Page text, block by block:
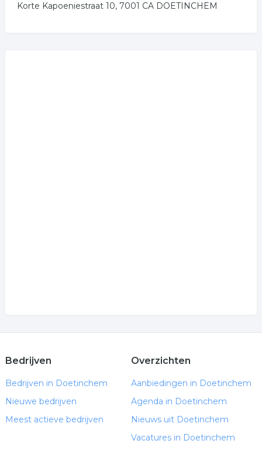
Korte Kapoeniestraat 10, 7001 CA DOETINCHEM
Bedrijven
Bedrijven in Doetinchem
Nieuwe bedrijven
Meest actieve bedrijven
Overzichten
Aanbiedingen in Doetinchem
Agenda in Doetinchem
Nieuws uit Doetinchem
Vacatures in Doetinchem